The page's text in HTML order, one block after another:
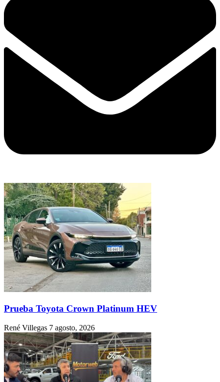
Prueba Toyota Crown Platinum HEV
René Villegas 7 agosto, 2026